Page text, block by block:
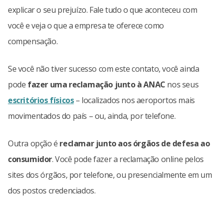
explicar o seu prejuízo. Fale tudo o que aconteceu com
você e veja o que a empresa te oferece como
compensação.
Se você não tiver sucesso com este contato, você ainda
pode fazer uma reclamação junto à ANAC nos seus
escritórios físicos– localizados nos aeroportos mais
movimentados do país – ou, ainda, por telefone.
Outra opção é reclamar junto aos órgãos de defesa ao
consumidor. Você pode fazer a reclamação online pelos
sites dos órgãos, por telefone, ou presencialmente em um
dos postos credenciados.